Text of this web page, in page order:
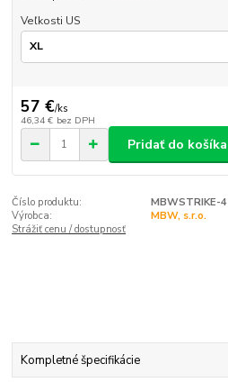
Veľkosti US
57 €/ks
46,34 € bez DPH
Pridať do košíka
Číslo produktu:
MBWSTRIKE-4
Výrobca:
MBW, s.r.o.
Strážiť cenu / dostupnosť
Kompletné špecifikácie